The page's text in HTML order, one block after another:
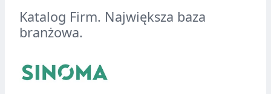
Katalog Firm. Największa baza
branżowa.